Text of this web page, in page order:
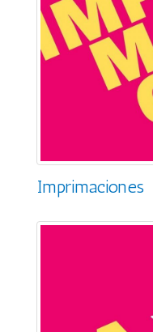
Imprimaciones